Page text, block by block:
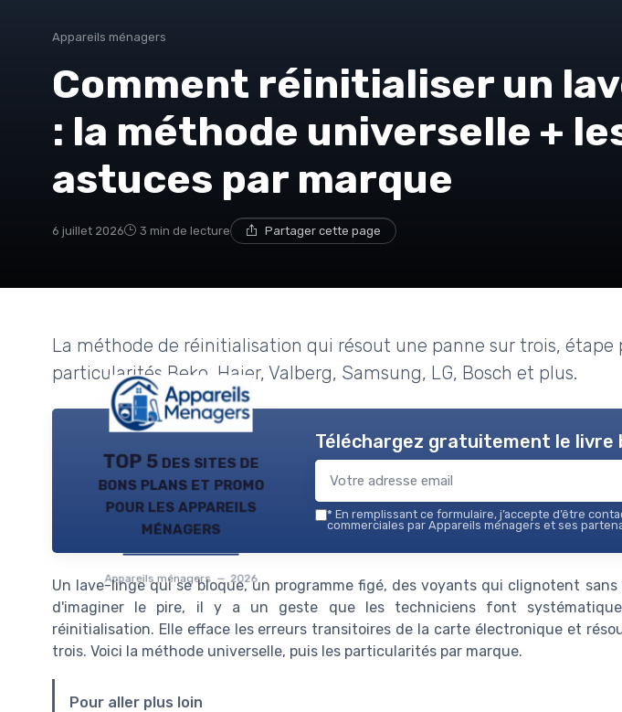
Appareils ménagers
Comment réinitialiser un
: la méthode universelle +
astuces par marque
6 juillet 2026 3 min de lecture Partager cette page
La méthode de réinitialisation qui résout une panne sur trois, étape
particularités Beko, Haier, Valberg, Samsung, LG, Bosch et plus.
TOP 5 des sites de
bons plans et promo
pour les appareils
ménagers
Appareils ménagers — 2026
Téléchargez gratuitement le livre
* En remplissant ce formulaire, j’accepte d’être
commerciales par Appareils ménagers et ses
Un lave-linge qui se bloque, un programme figé, des voyants qui clignotent
d'imaginer le pire, il y a un geste que les techniciens font
réinitialisation. Elle efface les erreurs transitoires de la carte électronique et
trois. Voici la méthode universelle, puis les particularités par marque.
Pour aller plus loin